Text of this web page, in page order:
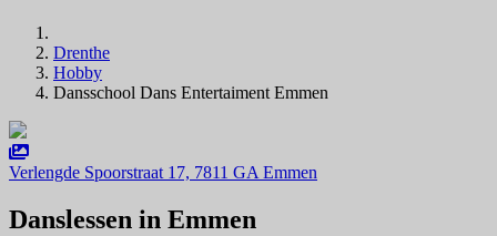
Drenthe
Hobby
Dansschool Dans Entertaiment Emmen
Verlengde Spoorstraat 17, 7811 GA Emmen
Danslessen in Emmen